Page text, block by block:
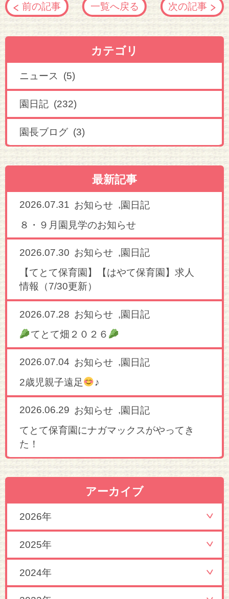
前の記事 一覧へ戻る 次の記事
カテゴリ
ニュース (5)
園日記 (232)
園長ブログ (3)
最新記事
2026.07.31 お知らせ ,園日記
８・９月園見学のお知らせ
2026.07.30 お知らせ ,園日記
【てとて保育園】【はやて保育園】求人
情報（7/30更新）
2026.07.28 お知らせ ,園日記
てとて畑２０２６
2026.07.04 お知らせ ,園日記
2歳児親子遠足
♪
2026.06.29 お知らせ ,園日記
てとて保育園にナガマックスがやってき
た！
アーカイブ
2026年
2025年
2024年